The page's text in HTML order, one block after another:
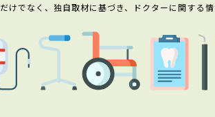
けでなく、独自取材に基づき、ドクターに関する